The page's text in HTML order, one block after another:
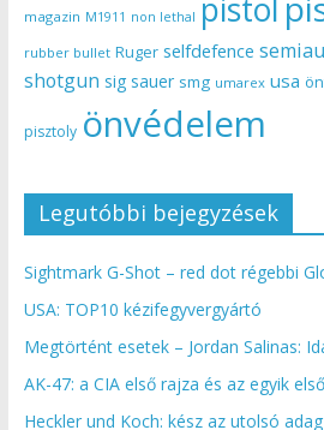
magazin M1911 non lethal pistol
rubber bullet Ruger selfdefence
shotgun sig sauer smg umarex usa
pisztoly önvédelem
Legutóbbi bejegyzések
Sightmark G-Shot – red dot régebbi
USA: TOP10 kézifegyvergyártó
Megtörtént esetek – Jordan Salinas:
AK-47: a CIA első rajza és az egyik
Heckler und Koch: kész az utolsó